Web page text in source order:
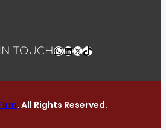
TOUCHWhatsApp
LinkedIn
X TikTok
. All Rights Reserved.